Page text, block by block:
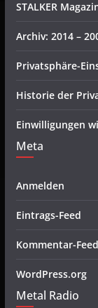
STALKER
Archiv: 2014 –
Privatsphäre-
Historie der
Einwilligungen
Meta
Anmelden
Eintrags-Feed
Kommentar-Feed
WordPress.org
Metal Radio